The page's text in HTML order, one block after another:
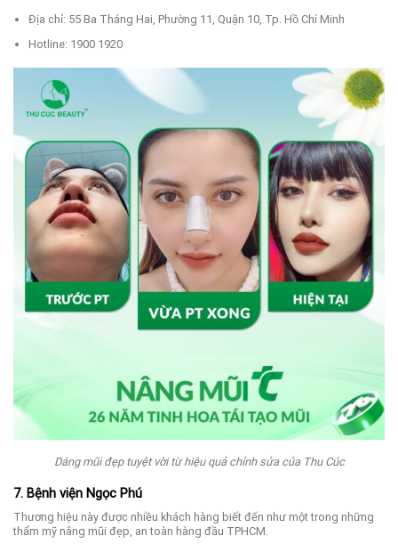
Địa chỉ: 55 Ba Tháng Hai, Phường 11, Quận 10, Tp. Hồ Chí Minh
Hotline: 1900 1920
Dáng mũi đẹp tuyệt vời từ hiệu quả chỉnh sửa của Thu Cúc
7. Bệnh viện Ngọc Phú
Thương hiệu này được nhiều khách hàng biết đến như một trong những
thẩm mỹ nâng mũi đẹp, an toàn hàng đầu TPHCM.